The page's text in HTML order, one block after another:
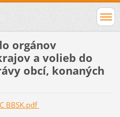
orgánov
a volieb do
obcí, konaných
BBSK.pdf